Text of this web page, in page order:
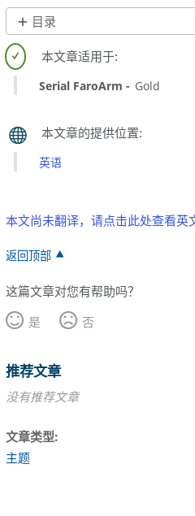
另
存
为
PDF
目录
无
页
眉
Serial FaroArm Gold
英语
本文尚未翻译，请点击此处查看英
返回顶部
这篇文章对您有帮助吗？
是
否
推荐文章
没有推荐文章
文章类型
主题